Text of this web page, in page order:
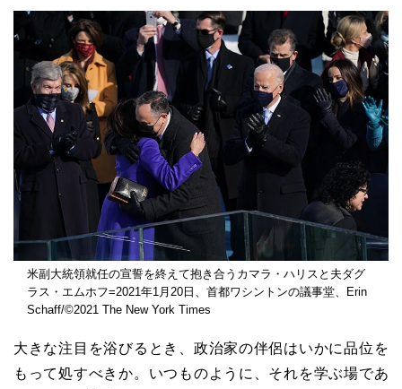
米副大統領就任の宣誓を終えて抱き合うカマラ・ハリスと夫ダグ
ラス・エムホフ=2021年1月20日、首都ワシントンの議事堂、Erin
Schaff/©2021 The New York Times
大きな注目を浴びるとき、政治家の伴侶はいかに品位を
もって処すべきか。いつものように、それを学ぶ場であ